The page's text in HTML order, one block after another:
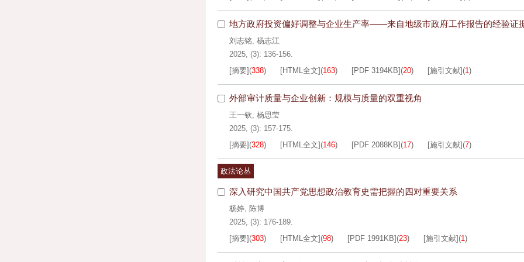
地方政府投资偏好调整与企业生产率——来自地级市政府工作报告的经验证
刘志铭, 杨志江
2025, (3): 136-156.
[摘要](338) [HTML全文](163) [PDF 3194KB](20) [施引文献](1)
外部审计质量与企业创新：规模与质量的双重视角
王一钦, 杨思莹
2025, (3): 157-175.
[摘要](328) [HTML全文](146) [PDF 2088KB](17) [施引文献](7)
政法论丛
深入研究中国共产党思想政治教育史需把握的四对重要关系
杨婷, 陈博
2025, (3): 176-189.
[摘要](303) [HTML全文](98) [PDF 1991KB](23) [施引文献](1)